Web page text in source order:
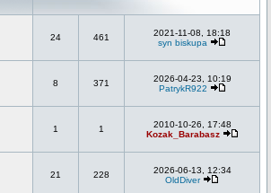
24 461
2021-11-08, 18:18
syn biskupa
8 371
2026-04-23, 10:19
PatrykR922
1 1
2010-10-26, 17:48
Kozak_Barabasz
21 228
2026-06-13, 12:34
OldDiver